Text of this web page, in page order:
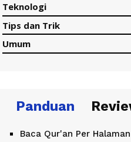
Teknologi
Tips dan Trik
Umum
Panduan
Baca Qur'an Per